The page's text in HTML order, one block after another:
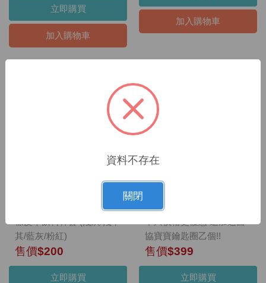
立即購買
加入購物車
加入購物車
【全新推出】--醫協寶寶圖
其/藍灰/粉紅)
售價$200
立即購買
【我全都要】超值禮包組
協寶寶鑰匙圈乙個!!
售價$399
立即購買
資料不存在
關閉